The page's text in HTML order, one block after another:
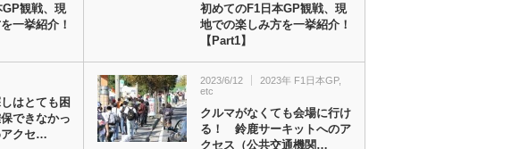
観戦、現
一挙紹介！
初めてのF1日本GP観戦、現
地での楽しみ方を一挙紹介！
【Part1】
はとても困
できなかっ
アクセ…
2023/6/12 2023年 F1日本GP,
etc
クルマがなくても会場に行け
る！ 鈴鹿サーキットへのア
クセス（公共交通機関…